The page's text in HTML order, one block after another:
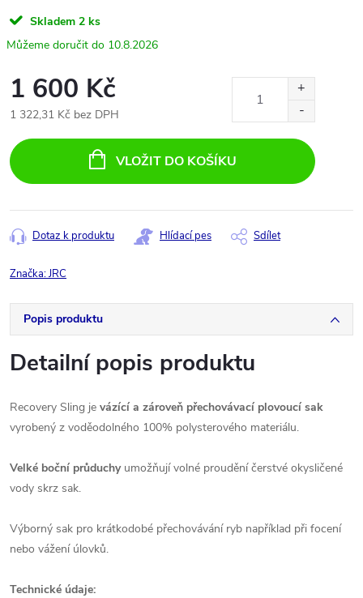
Skladem 2 ks
10.8.2026
1 600 Kč
1 322,31 Kč bez DPH
cena:
VLOŽIT DO KOŠÍKU
Dotaz k produktu Hlídací pes Sdílet
Značka:JRC
Popis produktu
Detailní popis produktu
Recovery Sling je vázící a zároveň přechovávací plovoucí sak
vyrobený z voděodolného 100% polysterového materiálu.
Velké boční průduchyumožňují volné proudění čerstvé okysličené
vody skrz sak.
Výborný sak pro krátkodobé přechovávání ryb například při focení
nebo vážení úlovků.
Technické údaje: